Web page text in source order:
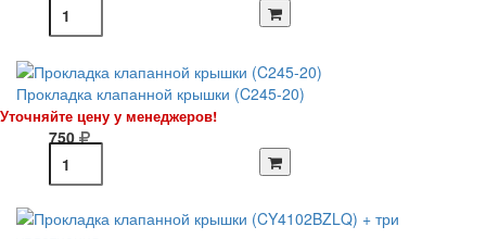
Прокладка клапанной крышки (C245-20)
Уточняйте цену у менеджеров!
750